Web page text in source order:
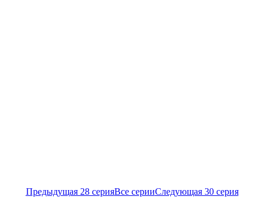
Предыдущая 28 серияВсе серииСледующая 30 серия